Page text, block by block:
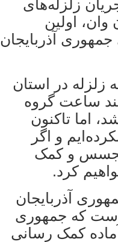
زلزله‌های
وان، اولین
آذربایجان
زلزله در استان
ساعت گروه
اما تاکنون
و اگر
تجسس و کمک
کرد.
آذربایجان
است که جمهوری
کمک رسانی